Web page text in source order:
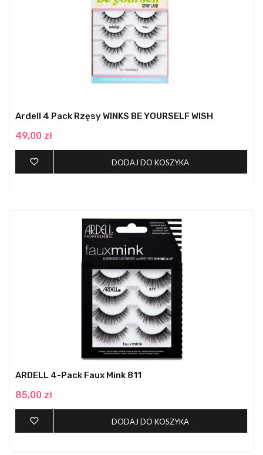
Ardell 4 Pack Rzęsy WINKS BE YOURSELF WISH
49,00 zł
DODAJ DO KOSZYKA
ARDELL 4-Pack Faux Mink 811
85,00 zł
DODAJ DO KOSZYKA